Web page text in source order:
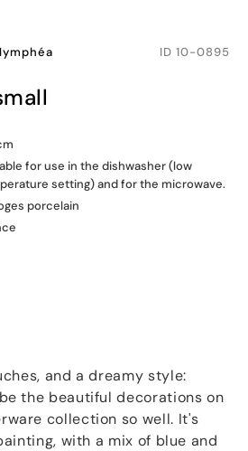
ID 10-0895
for use in the dishwasher (low
setting) and for the microwave.
porcelain
and a dreamy style:
the beautiful decorations on
collection so well. It's
with a mix of blue and